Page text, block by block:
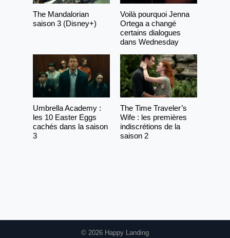
The Mandalorian
saison 3 (Disney+)
Voilà pourquoi Jenna
Ortega a changé
certains dialogues
dans Wednesday
Umbrella Academy :
les 10 Easter Eggs
cachés dans la saison
3
The Time Traveler’s
Wife : les premières
indiscrétions de la
saison 2
© 2026 Happy Landing